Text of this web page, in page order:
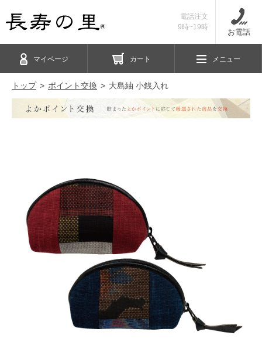
電話注文
9時~19時
お電話
マイページ カート メニュー
トップ ポイント交換 大島紬 小銭入れ